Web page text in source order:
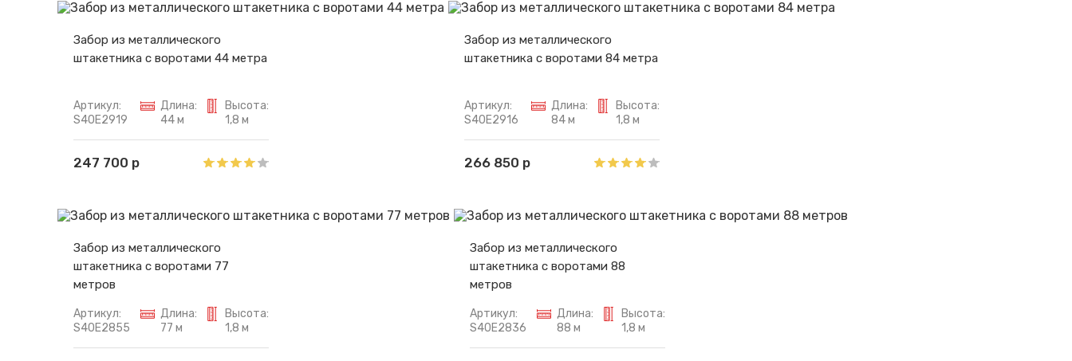
Забор из металлического
штакетника с воротами 44 метра
Артикул:
S40E2919
Длина:
44 м
Высота:
1,8 м
247 700 р
Забор из металлического
штакетника с воротами 84 метра
Артикул:
S40E2916
Длина:
84 м
Высота:
1,8 м
266 850 р
Забор из металлического
штакетника с воротами 77
метров
Артикул:
S40E2855
Длина:
77 м
Высота:
1,8 м
Забор из металлического
штакетника с воротами 88
метров
Артикул:
S40E2836
Длина:
88 м
Высота:
1,8 м